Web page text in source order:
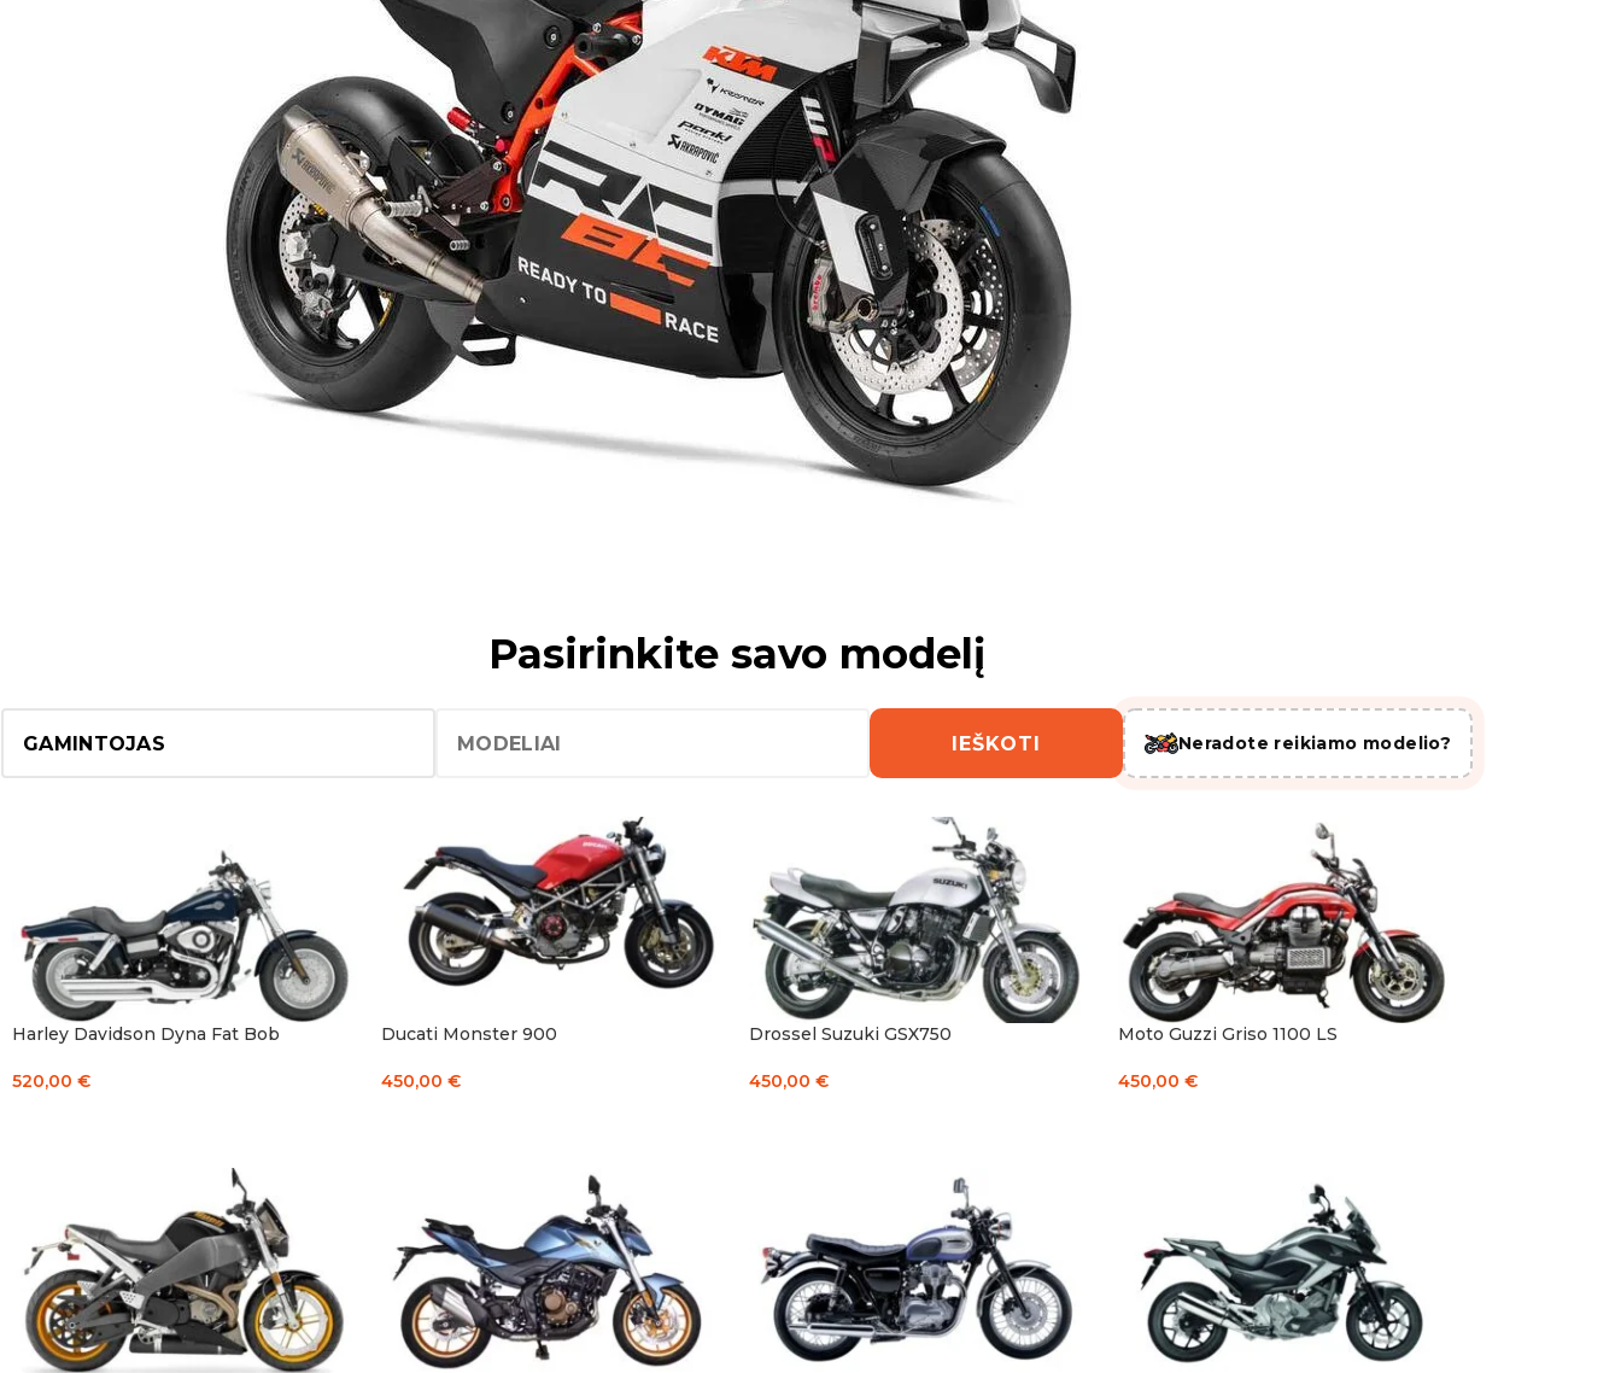
Motociklų galios mažinimas A2 kategorijai
Esame šios paslaugos pradininkai Lietuvoje nuo 2018 m.
Ribojimą galime atlikti daugiau nei 500 skirtingų motociklų modelių!
Pasirinkite savo modelį
IEŠKOTI Neradote reikiamo modelio?
Harley Davidson Dyna Fat Bob
520,00 €
Ducati Monster 900
450,00 €
Drossel Suzuki GSX750
450,00 €
Moto Guzzi Griso 1100 LS
450,00 €